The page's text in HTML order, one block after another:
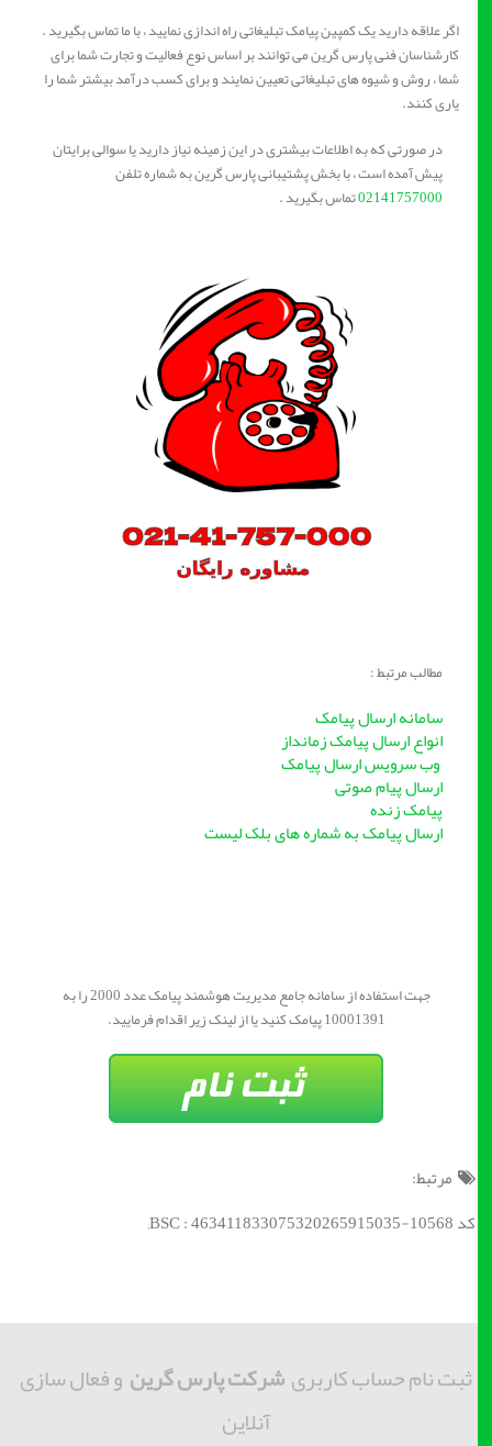
اگر علاقه دارید یک کمپین پیامک تبلیغاتی راه اندازی نمایید ، با ما تماس بگیرید .
کارشناسان فنی پارس گرین می توانند بر اساس نوع فعالیت و تجارت شما برای
شما ، روش و شیوه های تبلیغاتی تعیین نمایند و برای کسب درآمد بیشتر شما را
یاری کنند.
در صورتی که به اطلاعات بیشتری در این زمینه نیاز دارید یا سوالی برایتان
پیش آمده است ، با بخش پشتیبانی پارس گرین به شماره تلفن
02141757000تماس بگیرید .
مطالب مرتبط :
سامانه ارسال پیامک
انواع ارسال پیامک زمانداز
وب سرویس ارسال پیامک
ارسال پیام صوتی
پیامک زنده
ارسال پیامک به شماره های بلک لیست
جهت استفاده از سامانه جامع مدیریت هوشمند پیامک عدد 2000 را به
10001391 پیامک کنید یا از لینک زیر اقدام فرمایید.
مرتبط:
کد BSC : 463411833075320265915035-10568;
ثبت نام حساب کاربریشرکت پارس گرینو فعال سازی
آنلاین